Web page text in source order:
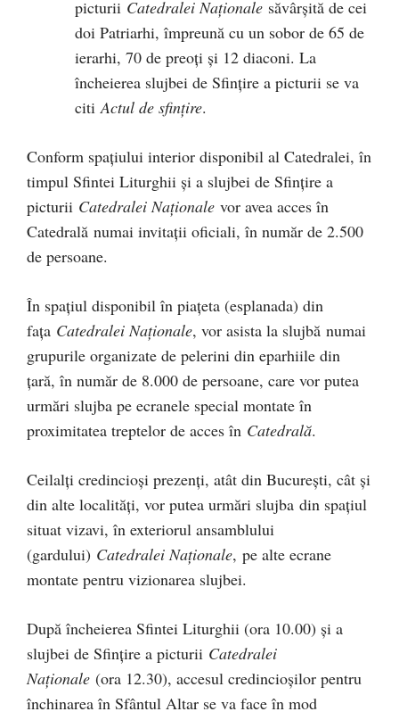
picturii Catedralei Naționale săvârșită de cei
doi Patriarhi, împreună cu un sobor de 65 de
ierarhi, 70 de preoți și 12 diaconi. La
încheierea slujbei de Sfințire a picturii se va
citiActul de sfințire.
Conform spațiului interior disponibil al Catedralei, în
timpul Sfintei Liturghii și a slujbei de Sfințire a
picturii Catedralei Naționale vor avea acces în
Catedrală numai invitații oficiali, în număr de 2.500
de persoane.
În spațiul disponibil în piațeta (esplanada) din
fața Catedralei Naționale, vor asista la slujbă numai
grupurile organizate de pelerini din eparhiile din
țară, în număr de 8.000 de persoane, care vor putea
urmări slujba pe ecranele special montate în
proximitatea treptelor de acces în Catedrală.
Ceilalți credincioși prezenți, atât din București, cât și
din alte localități, vor putea urmări slujba din spațiul
situat vizavi, în exteriorul ansamblului
(gardului) Catedralei Naționale, pe alte ecrane
montate pentru vizionarea slujbei.
După încheierea Sfintei Liturghii (ora 10.00) și a
slujbei de Sfințire a picturii Catedralei
Naționale (ora 12.30), accesul credincioșilor pentru
închinarea în Sfântul Altar se va face în mod